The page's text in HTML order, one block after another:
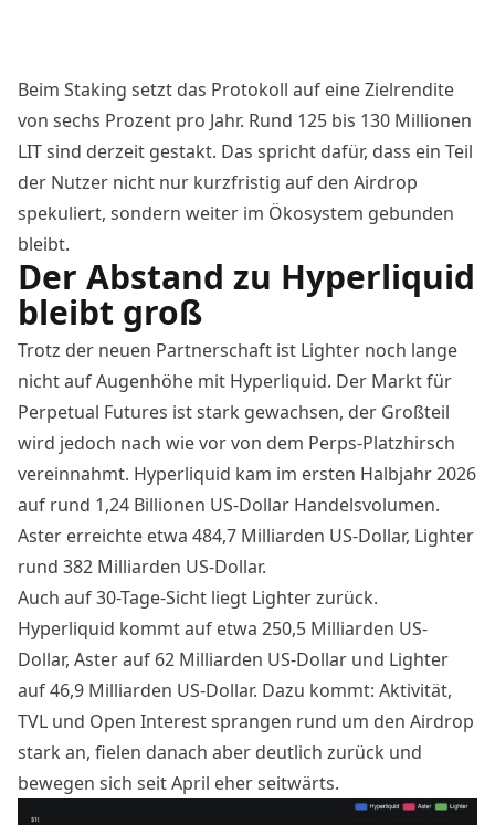
Beim Staking setzt das Protokoll auf eine Zielrendite
von sechs Prozent pro Jahr. Rund 125 bis 130 Millionen
LIT sind derzeit gestakt. Das spricht dafür, dass ein Teil
der Nutzer nicht nur kurzfristig auf den Airdrop
spekuliert, sondern weiter im Ökosystem gebunden
bleibt.
Der Abstand zu Hyperliquid
bleibt groß
Trotz der neuen Partnerschaft ist Lighter noch lange
nicht auf Augenhöhe mit Hyperliquid. Der Markt für
Perpetual Futures ist stark gewachsen, der Großteil
wird jedoch nach wie vor von dem Perps-Platzhirsch
vereinnahmt. Hyperliquid kam im ersten Halbjahr 2026
auf rund 1,24 Billionen US-Dollar Handelsvolumen.
Aster erreichte etwa 484,7 Milliarden US-Dollar, Lighter
rund 382 Milliarden US-Dollar.
Auch auf 30-Tage-Sicht liegt Lighter zurück.
Hyperliquid kommt auf etwa 250,5 Milliarden US-
Dollar, Aster auf 62 Milliarden US-Dollar und Lighter
auf 46,9 Milliarden US-Dollar. Dazu kommt: Aktivität,
TVL und Open Interest sprangen rund um den Airdrop
stark an, fielen danach aber deutlich zurück und
bewegen sich seit April eher seitwärts.